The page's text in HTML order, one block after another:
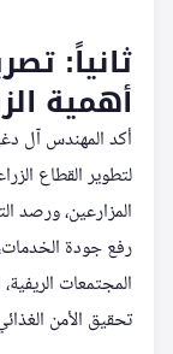
ثانياً:
أهمية
أكد المهندس آل
لتطوير القطاع
المزارعين، ورصد
رفع جودة
تحقيق الأمن